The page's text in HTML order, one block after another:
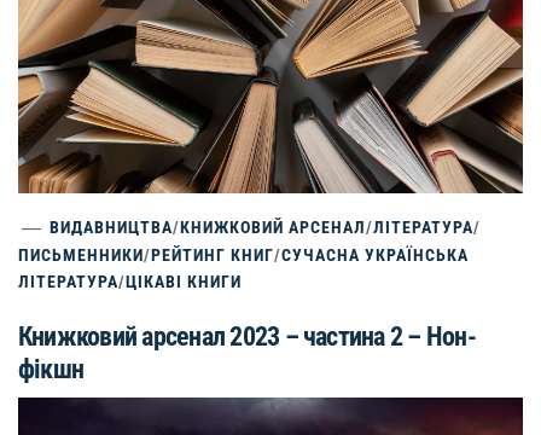
ВИДАВНИЦТВА/КНИЖКОВИЙ АРСЕНАЛ/ЛІТЕРАТУРА/
ПИСЬМЕННИКИ/РЕЙТИНГ КНИГ/СУЧАСНА УКРАЇНСЬКА
ЛІТЕРАТУРА/ЦІКАВІ КНИГИ
Книжковий арсенал 2023 – частина 2 – Нон-
фікшн